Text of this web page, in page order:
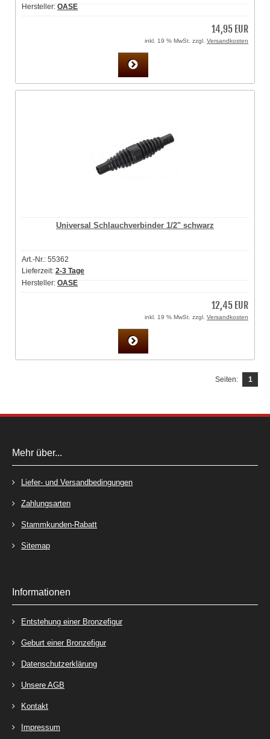
Hersteller:OASE
14,95 EUR
inkl. 19 % MwSt. zzgl. Versandkosten
Universal Schlauchverbinder 1/2" schwarz
Art.-Nr.: 55362
Lieferzeit: 2-3 Tage
Hersteller:OASE
12,45 EUR
inkl. 19 % MwSt. zzgl. Versandkosten
Seiten: 1
Mehr über...
Liefer- und Versandbedingungen
Zahlungsarten
Stammkunden-Rabatt
Sitemap
Informationen
Entstehung einer Bronzefigur
Geburt einer Bronzefigur
Datenschutzerklärung
Unsere AGB
Kontakt
Impressum